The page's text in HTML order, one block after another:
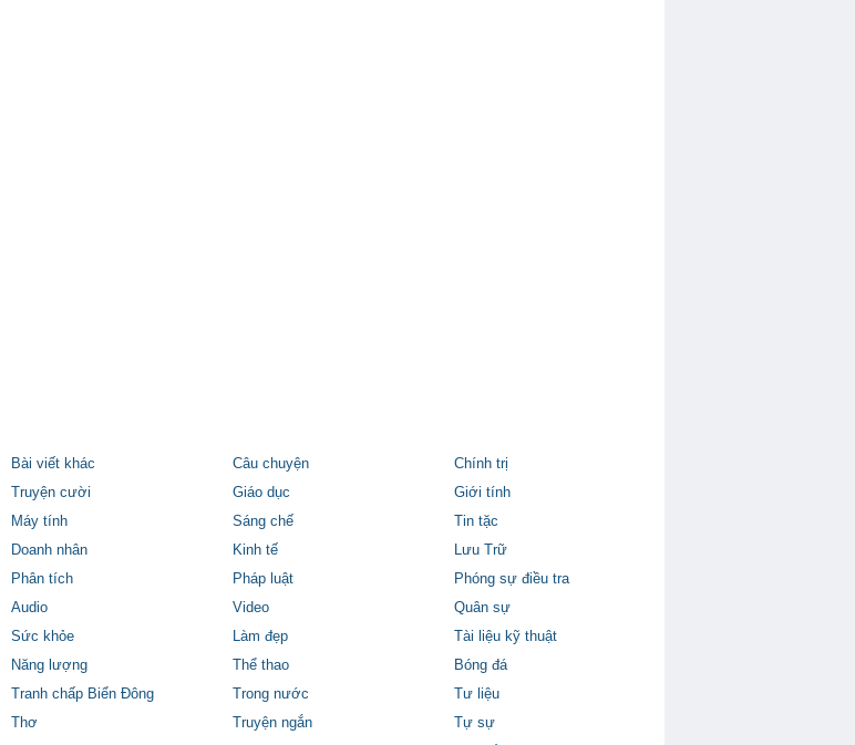
Bài viết khác Câu chuyện
Chính trị
Truyện cười Giáo dục
Giới tính
Máy tính Sáng chế
Tin tặc
Doanh nhân Kinh tế
Lưu Trữ
Phân tích Pháp luật
Phóng sự điều tra
Audio Video
Quân sự
Sức khỏe Làm đẹp
Tài liệu kỹ thuật
Năng lượng Thể thao
Bóng đá
Tranh chấp Biển Đông Trong nước
Tư liệu
Thơ Truyện ngắn
Tự sự